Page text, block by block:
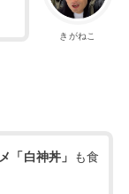
きがねこ
「白神丼」
も食